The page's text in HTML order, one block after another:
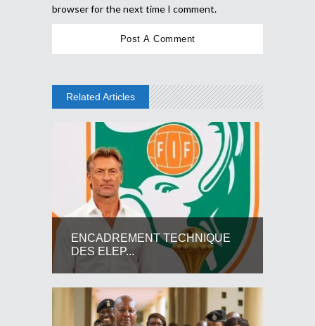
browser for the next time I comment.
Related Articles
ENCADREMENT TECHNIQUE
DES ELEP...